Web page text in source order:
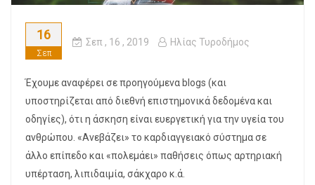
16
Σεπ
Σεπ , 16 , 2019 Ηλίας Τυροδήμος
Έχουμε αναφέρει σε προηγούμενα blogs (και
υποστηρίζεται από διεθνή επιστημονικά δεδομένα και
οδηγίες), ότι η άσκηση είναι ευεργετική για την υγεία του
ανθρώπου. «Ανεβάζει» το καρδιαγγειακό σύστημα σε
άλλο επίπεδο και «πολεμάει» παθήσεις όπως αρτηριακή
υπέρταση, λιπιδαιμία, σάκχαρο κ.ά.